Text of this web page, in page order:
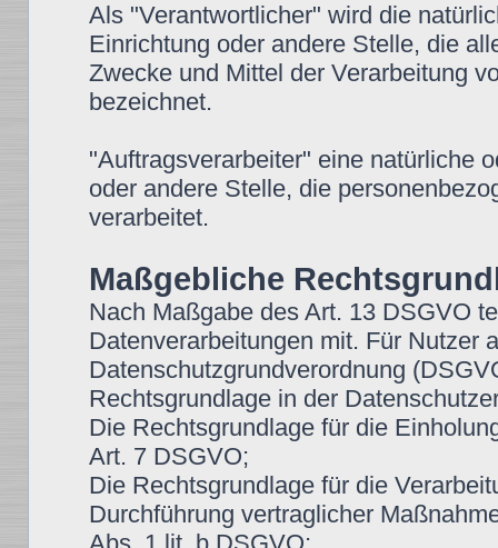
Als "Verantwortlicher" wird die
Einrichtung oder andere Stelle, die
Zwecke und Mittel der Verarbeitung
bezeichnet.
"Auftragsverarbeiter" eine natürliche
oder andere Stelle, die
verarbeitet.
Maßgebliche
Nach Maßgabe des Art. 13 DSGVO
Datenverarbeitungen mit. Für Nutzer
Datenschutzgrundverordnung
Rechtsgrundlage in der
Die Rechtsgrundlage für die
Art. 7 DSGVO;
Die Rechtsgrundlage für die
Durchführung vertraglicher